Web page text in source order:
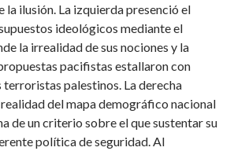
ilusión. La izquierda presenció el
ideológicos mediante el
la irrealidad de sus nociones y la
pacifistas estallaron con
palestinos. La derecha
del mapa demográfico nacional
de un criterio sobre el que sustentar su
política de seguridad. Al